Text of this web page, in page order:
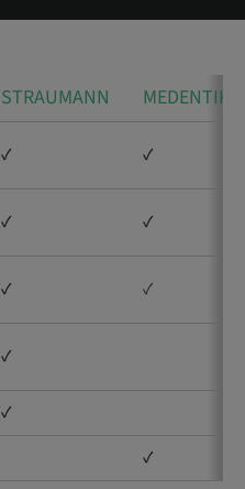
STRAUMANN MEDENTIKA
✓ ✓
✓ ✓
✓ ✓
✓
✓
✓